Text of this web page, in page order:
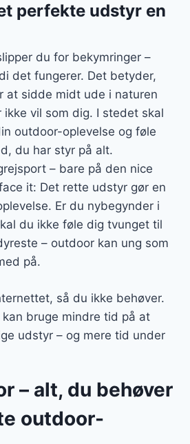
perfekte udstyr en
du for bekymringer –
det fungerer. Det betyder,
at sidde midt ude i naturen
ikke vil som dig. I stedet skal
outdoor-oplevelse og føle
du har styr på alt.
– bare på den nice
it: Det rette udstyr gør en
Er du nybegynder i
du ikke føle dig tvunget til
– outdoor kan ung som
på.
så du ikke behøver.
bruge mindre tid på at
udstyr – og mere tid under
– alt, du behøver
outdoor-